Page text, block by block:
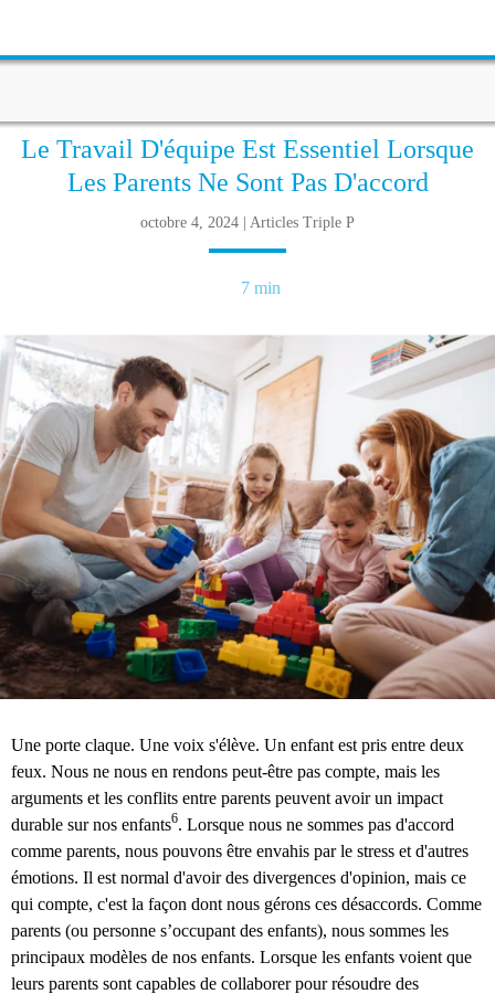
Le Travail D'équipe Est Essentiel Lorsque
Les Parents Ne Sont Pas D'accord
octobre 4, 2024 | Articles Triple P
7 min
Une porte claque. Une voix s'élève. Un enfant est pris entre deux
feux. Nous ne nous en rendons peut-être pas compte, mais les
arguments et les conflits entre parents peuvent avoir un impact
durable sur nos enfants6. Lorsque nous ne sommes pas d'accord
comme parents, nous pouvons être envahis par le stress et d'autres
émotions. Il est normal d'avoir des divergences d'opinion, mais ce
qui compte, c'est la façon dont nous gérons ces désaccords. Comme
parents (ou personne s’occupant des enfants), nous sommes les
principaux modèles de nos enfants. Lorsque les enfants voient que
leurs parents sont capables de collaborer pour résoudre des